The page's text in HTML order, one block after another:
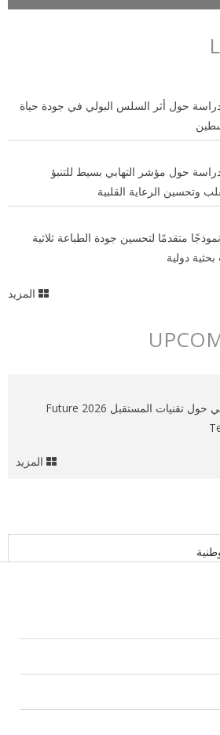
دراسة حول أثر السلس البولي في جودة حياة
حول مؤشر التهابي بسيط للتنبؤ
وتحسين الرعاية القلبية
متقدمًا لتحسين جودة الطباعة ثلاثية
دولية
المزيد
المؤتمر الدولي حول تقنيات المستقبل 2026 Future
المزيد